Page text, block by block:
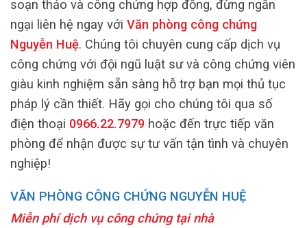
soạn thảo và công chứng hợp đồng, đừng ngần
ngại liên hệ ngay với Văn phòng công chứng
Nguyễn Huệ. Chúng tôi chuyên cung cấp dịch vụ
công chứng với đội ngũ luật sư và công chứng viên
giàu kinh nghiệm sẵn sàng hỗ trợ bạn mọi thủ tục
pháp lý cần thiết. Hãy gọi cho chúng tôi qua số
điện thoại 0966.22.7979 hoặc đến trực tiếp văn
phòng để nhận được sự tư vấn tận tình và chuyên
nghiệp!
VĂN PHÒNG CÔNG CHỨNG NGUYỄN HUỆ
Miễn phí dịch vụ công chứng tại nhà